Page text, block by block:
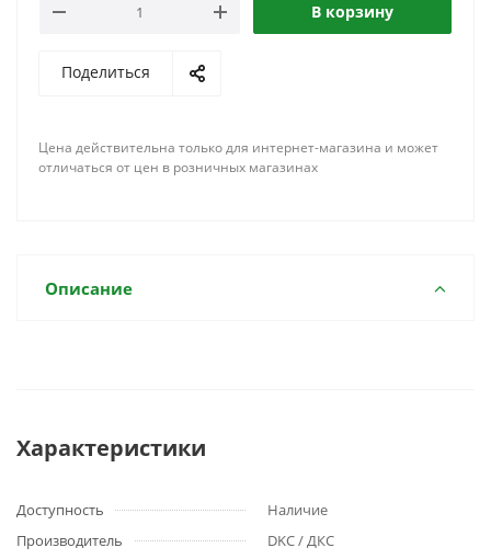
В корзину
Поделиться
Цена действительна только для интернет-магазина и может
отличаться от цен в розничных магазинах
Описание
Характеристики
Доступность
Наличие
Производитель
DKC / ДКС